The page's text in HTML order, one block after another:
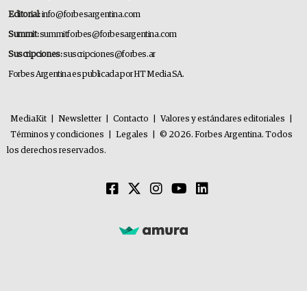
Editorial:info@forbesargentina.com
Summit:summitforbes@forbesargentina.com
Suscripciones:suscripciones@forbes.ar
Forbes Argentina es publicada por HT Media SA.
MediaKit Newsletter Contacto Valores y estándares editoriales
Términos y condiciones
Legales
© 2026. Forbes Argentina. Todos
los derechos reservados.